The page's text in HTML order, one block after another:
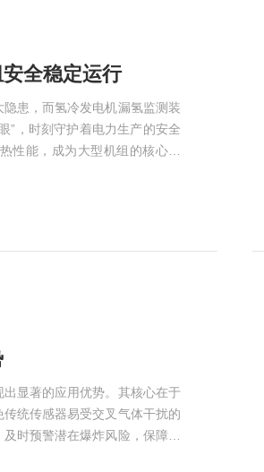
全稳定运行
患，而氢冷发电机漏氢监测装
”，时刻守护着电力生产的安全
性能，成为大型机组的核心设
显著的应用优势。其核心在于
统传感器易受交叉气体干扰的
时预警潜在爆炸风险，保障工